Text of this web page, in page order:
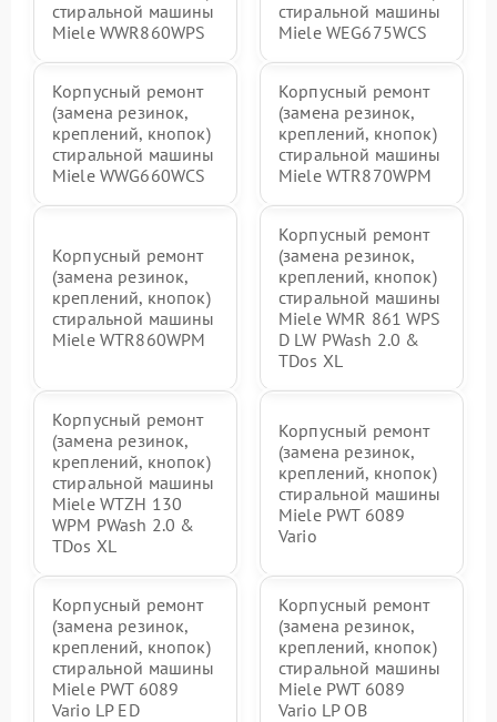
стиральной машины
Miele WWR860WPS
стиральной машины
Miele WEG675WCS
Корпусный ремонт
(замена резинок,
креплений, кнопок)
стиральной машины
Miele WWG660WCS
Корпусный ремонт
(замена резинок,
креплений, кнопок)
стиральной машины
Miele WTR870WPM
Корпусный ремонт
(замена резинок,
креплений, кнопок)
стиральной машины
Miele WTR860WPM
Корпусный ремонт
(замена резинок,
креплений, кнопок)
стиральной машины
Miele WMR 861 WPS
D LW PWash 2.0 &
TDos XL
Корпусный ремонт
(замена резинок,
креплений, кнопок)
стиральной машины
Miele WTZH 130
WPM PWash 2.0 &
TDos XL
Корпусный ремонт
(замена резинок,
креплений, кнопок)
стиральной машины
Miele PWT 6089
Vario
Корпусный ремонт
(замена резинок,
креплений, кнопок)
стиральной машины
Miele PWT 6089
Vario LP ED
Корпусный ремонт
(замена резинок,
креплений, кнопок)
стиральной машины
Miele PWT 6089
Vario LP OB